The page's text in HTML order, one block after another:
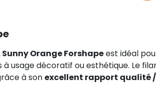
Sunny Orange Forshapeest idéal
usage décoratif ou esthétique. Le
à son excellent rapport qualité